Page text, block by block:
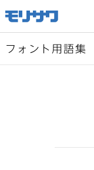
フォント用語集